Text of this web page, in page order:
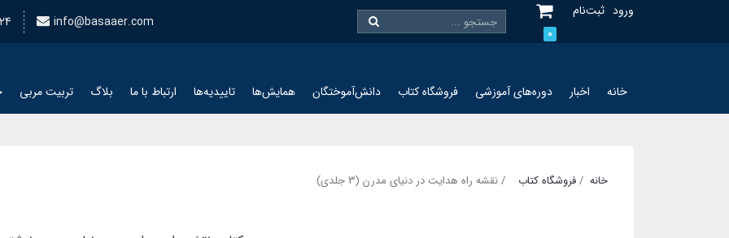
ورود ثبت‌نام
0
info@basaaer.com
خانه اخبار دوره‌های آموزشی فروشگاه کتاب دانش‌آموختگان همایش‌ها تاییدیه‌ها ارتباط با ما بلاگ تربیت مربی
خانه فروشگاه کتاب نقشه راه هدایت در دنیای مدرن (3 جلدی)